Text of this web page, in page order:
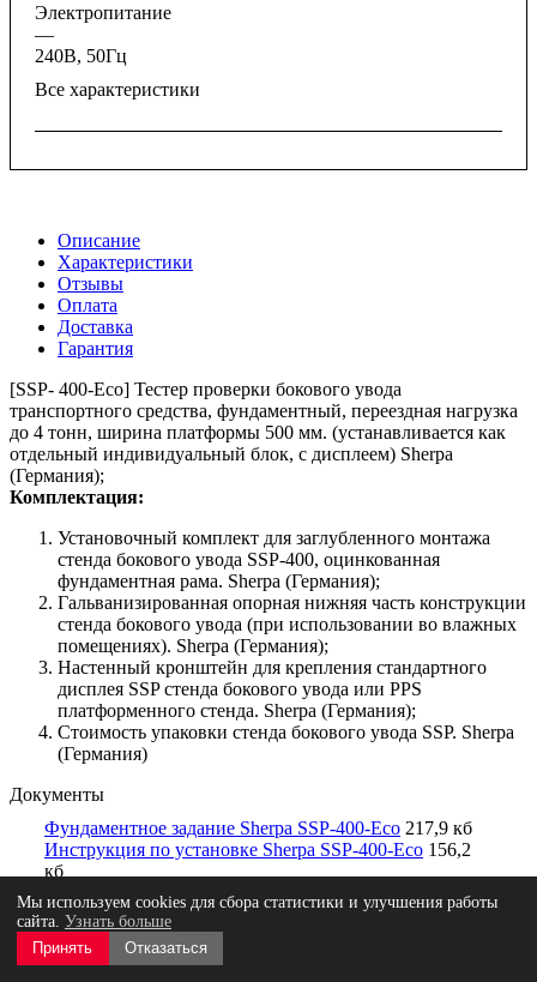
Электропитание
—
240В, 50Гц
Все характеристики
Описание
Характеристики
Отзывы
Оплата
Доставка
Гарантия
[SSP- 400-Eco] Тестер проверки бокового увода
транспортного средства, фундаментный, переездная нагрузка
до 4 тонн, ширина платформы 500 мм. (устанавливается как
отдельный индивидуальный блок, с дисплеем) Sherpa
(Германия);
Комплектация:
Установочный комплект для заглубленного монтажа
стенда бокового увода SSP-400, оцинкованная
фундаментная рама. Sherpa (Германия);
Гальванизированная опорная нижняя часть конструкции
стенда бокового увода (при использовании во влажных
помещениях). Sherpa (Германия);
Настенный кронштейн для крепления стандартного
дисплея SSP стенда бокового увода или PPS
платформенного стенда. Sherpa (Германия);
Стоимость упаковки стенда бокового увода SSP. Sherpa
(Германия)
Документы
Фундаментное задание Sherpa SSP-400-Eco 217,9 кб
Инструкция по установке Sherpa SSP-400-Eco 156,2
кб
Галерея
—
Мы используем cookies для сбора статистики и улучшения работы
сайта. Узнать больше
Принять
Отказаться